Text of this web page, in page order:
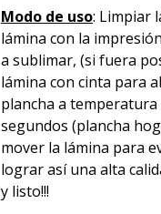
Modo de uso: Limpiar
lámina con la
a sublimar, (si fuera
lámina con cinta para
plancha a temperatura
segundos (plancha
mover la lámina para
lograr así una alta
y listo!!!